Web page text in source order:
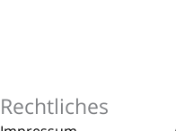
Rechtliches